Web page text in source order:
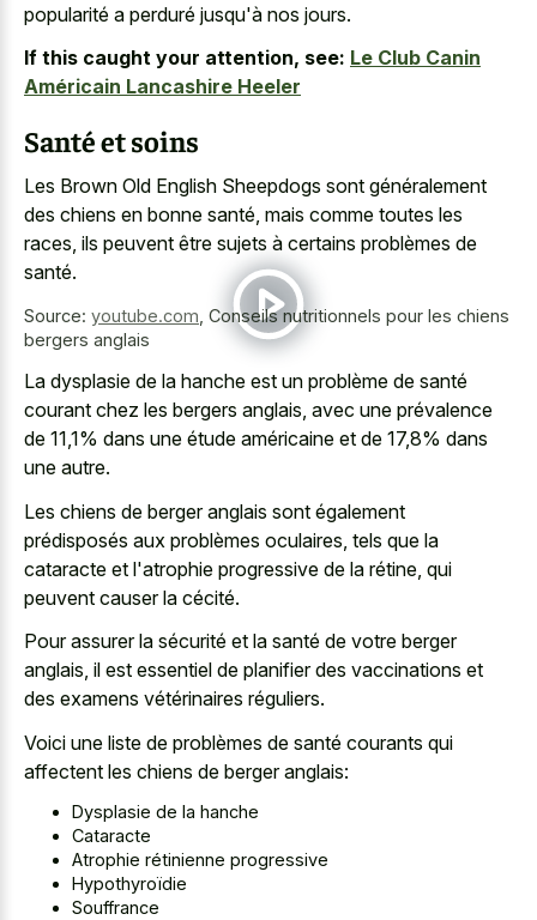
popularité a perduré jusqu'à nos jours.
If this caught your attention, see: Le Club Canin
Américain Lancashire Heeler
Santé et soins
Les Brown Old English Sheepdogs sont généralement
des chiens en bonne santé, mais comme toutes les
races, ils peuvent être sujets à certains problèmes de
santé.
Source: youtube.com Conseils nutritionnels pour les chiens
bergers anglais
La dysplasie de la hanche est un problème de santé
courant chez les bergers anglais, avec une prévalence
de 11,1% dans une étude américaine et de 17,8% dans
une autre.
Les chiens de berger anglais sont également
prédisposés aux problèmes oculaires, tels que la
cataracte et l'atrophie progressive de la rétine, qui
peuvent causer la cécité.
Pour assurer la sécurité et la santé de votre berger
anglais, il est essentiel de planifier des vaccinations et
des examens vétérinaires réguliers.
Voici une liste de problèmes de santé courants qui
affectent les chiens de berger anglais:
Dysplasie de la hanche
Cataracte
Atrophie rétinienne progressive
Hypothyroïdie
Souffrance